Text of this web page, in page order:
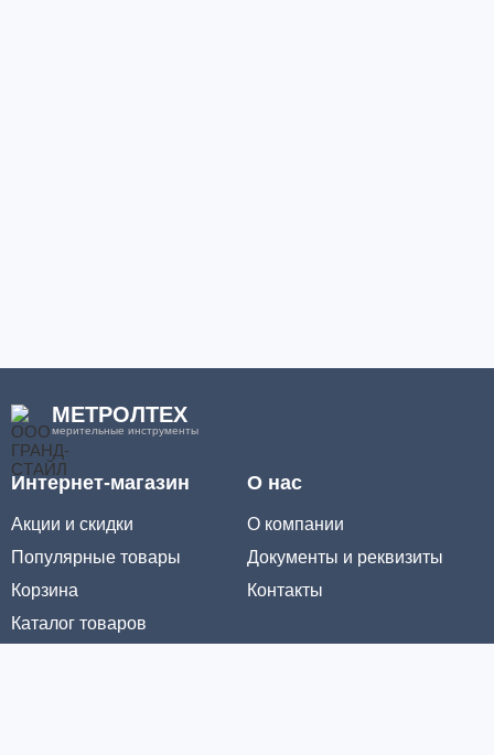
МЕТРОЛТЕХ
мерительные инструменты
Интернет-магазин
Акции и скидки
Популярные товары
Корзина
Каталог товаров
О нас
О компании
Документы и реквизиты
Контакты